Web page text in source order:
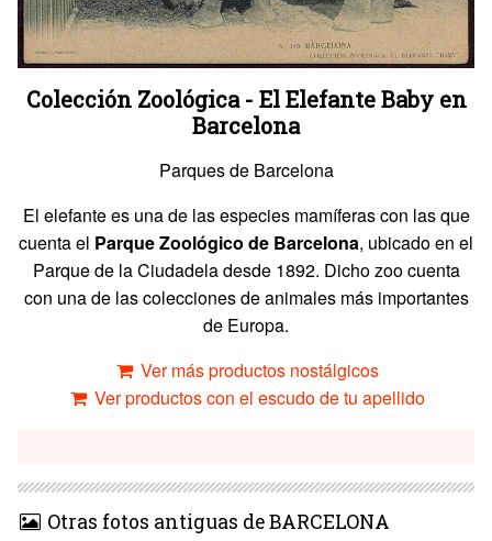
Colección Zoológica - El Elefante Baby en
Barcelona
Parques de Barcelona
El elefante es una de las especies mamíferas con las que
cuenta el Parque Zoológico de Barcelona, ubicado en el
Parque de la Ciudadela desde 1892. Dicho zoo cuenta
con una de las colecciones de animales más importantes
de Europa.
Ver más productos nostálgicos
Ver productos con el escudo de tu apellido
Otras fotos antiguas de BARCELONA